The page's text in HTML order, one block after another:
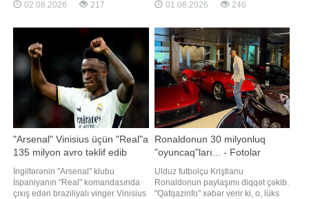
bu barədə məlumatı tanınmış
özünün "X" sosial şəbəkə
hesabında paylaşıb
02.08.2026 217
aparılan danışıqlarda yekun razılıq
istinadən xəbər verir ki, Almaniya
klubu Madrid təmsilçisini
01.08.2026 246
"Arsenal" Vinisius üçün "Real"a
135 milyon avro təklif edib
İngiltərənin "Arsenal" klubu
İspaniyanın "Real" komandasında
çıxış edən braziliyalı vinger Vinisius
Ronaldonun 30 milyonluq
"oyuncaq"ları... - Fotolar
Ulduz futbolçu Kriştianu
Ronaldonun paylaşımı diqqət çəkib.
"Qafqazinfo" xəbər verir ki, o, lüks